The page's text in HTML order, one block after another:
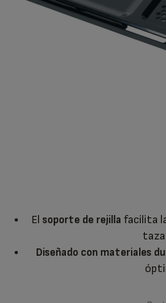
El soporte de rejilla facilita
taza
Diseñado con materiales